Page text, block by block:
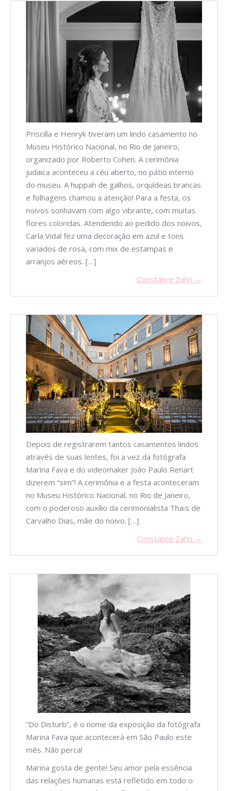
Priscilla e Henryk tiveram um lindo casamento no
Museu Histórico Nacional, no Rio de Janeiro,
organizado por Roberto Cohen. A cerimônia
judaica aconteceu a céu aberto, no pátio interno
do museu. A huppah de galhos, orquídeas brancas
e folhagens chamou a atenção! Para a festa, os
noivos sonhavam com algo vibrante, com muitas
flores coloridas. Atendendo ao pedido dos noivos,
Carla Vidal fez uma decoração em azul e tons
variados de rosa, com mix de estampas e
arranjos aéreos. […]
Constance Zahn →
Depois de registrarem tantos casamentos lindos
através de suas lentes, foi a vez da fotógrafa
Marina Fava e do videomaker João Paulo Renart
dizerem “sim”! A cerimônia e a festa aconteceram
no Museu Histórico Nacional, no Rio de Janeiro,
com o poderoso auxílio da cerimonialista Thaïs de
Carvalho Dias, mãe do noivo. […]
Constance Zahn →
“Do Disturb”, é o nome da exposição da fotógrafa
Marina Fava que acontecerá em São Paulo este
mês. Não perca!
Marina gosta de gente! Seu amor pela essência
das relações humanas está refletido em todo o